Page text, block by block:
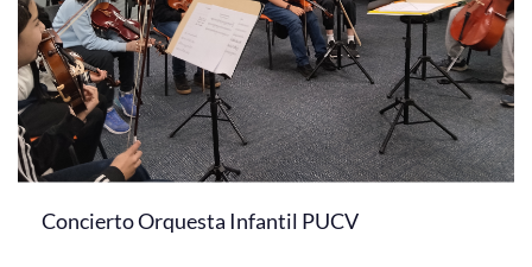
Concierto Orquesta Infantil PUCV